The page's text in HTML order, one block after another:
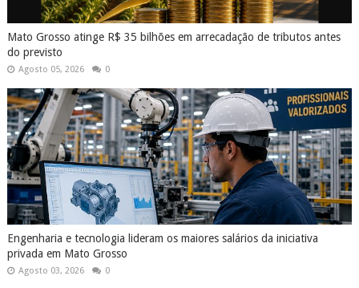
Mato Grosso atinge R$ 35 bilhões em arrecadação de tributos antes
do previsto
Agosto 05, 2026 0
Engenharia e tecnologia lideram os maiores salários da iniciativa
privada em Mato Grosso
Agosto 03, 2026 0